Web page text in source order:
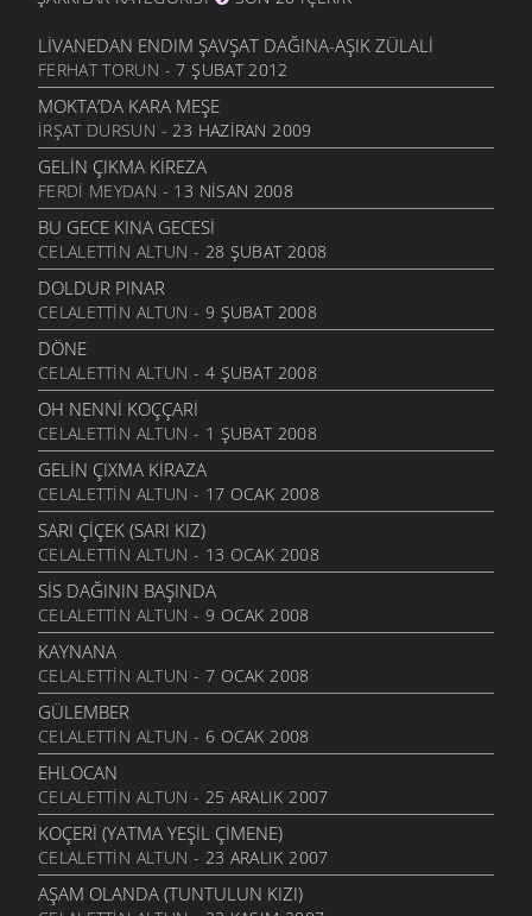
LIVANEDAN ENDIM ŞAVŞAT DAĞINA-AŞIK ZÜLALI
FERHAT TORUN - 7 ŞUBAT 2012
MOKTA’DA KARA MEŞE
İRŞAT DURSUN - 23 HAZIRAN 2009
GELIN ÇIKMA KIREZA
FERDI MEYDAN - 13 NISAN 2008
BU GECE KINA GECESI
CELALETTIN ALTUN - 28 ŞUBAT 2008
DOLDUR PINAR
CELALETTIN ALTUN - 9 ŞUBAT 2008
DÖNE
CELALETTIN ALTUN - 4 ŞUBAT 2008
OH NENNI KOÇÇARI
CELALETTIN ALTUN - 1 ŞUBAT 2008
GELIN ÇIXMA KIRAZA
CELALETTIN ALTUN - 17 OCAK 2008
SARI ÇIÇEK (SARI KIZ)
CELALETTIN ALTUN - 13 OCAK 2008
SIS DAĞININ BAŞINDA
CELALETTIN ALTUN - 9 OCAK 2008
KAYNANA
CELALETTIN ALTUN - 7 OCAK 2008
GÜLEMBER
CELALETTIN ALTUN - 6 OCAK 2008
EHLOCAN
CELALETTIN ALTUN - 25 ARALIK 2007
KOÇERI (YATMA YEŞIL ÇIMENE)
CELALETTIN ALTUN - 23 ARALIK 2007
AŞAM OLANDA (TUNTULUN KIZI)